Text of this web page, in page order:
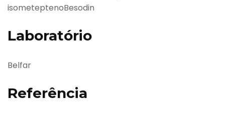
isometeptenoBesodin
Laboratório
Belfar
Referência